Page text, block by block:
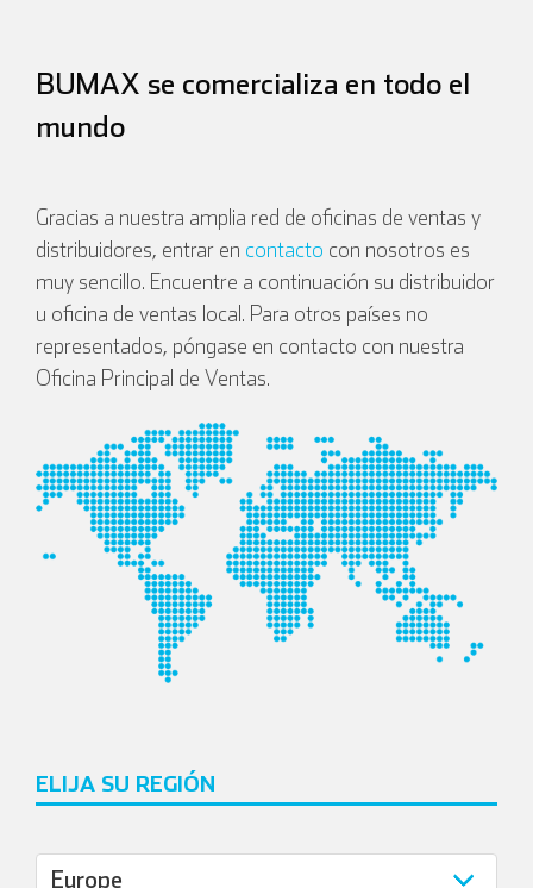
BUMAX se comercializa en todo el
mundo
Gracias a nuestra amplia red de oficinas de ventas y
distribuidores, entrar en contacto con nosotros es
muy sencillo. Encuentre a continuación su distribuidor
u oficina de ventas local. Para otros países no
representados, póngase en contacto con nuestra
Oficina Principal de Ventas.
ELIJA SU REGIÓN